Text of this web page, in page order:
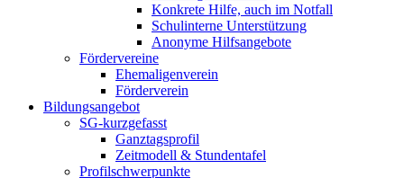
Konkrete Hilfe, auch im Notfall
Schulinterne Unterstützung
Anonyme Hilfsangebote
Fördervereine
Ehemaligenverein
Förderverein
Bildungsangebot
SG-kurzgefasst
Ganztagsprofil
Zeitmodell & Stundentafel
Profilschwerpunkte